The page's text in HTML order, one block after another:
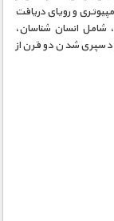
و رویای دریافت
شامل انسان شناسان،
سپری شدن دو قرن از